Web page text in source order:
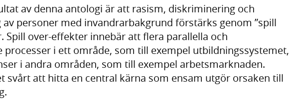
av denna antologi är att rasism, diskriminering och
personer med invandrarbakgrund förstärks genom ”spill
Spill over-effekter innebär att flera parallella och
processer i ett område, som till exempel utbildningssystemet,
i andra områden, som till exempel arbetsmarknaden.
svårt att hitta en central kärna som ensam utgör orsaken till